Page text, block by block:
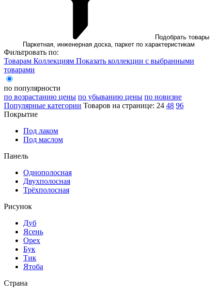
Паркетная, инженерная доска, паркет по характеристикам
Фильтровать по:
Товарам Коллекциям Показать коллекции с выбранными
товарами
по популярности
по возрастанию цены по убыванию цены по новизне
Популярные категории Товаров на странице: 24 48 96
Покрытие
Под лаком
Под маслом
Панель
Однополосная
Двухполосная
Трёхполосная
Рисунок
Дуб
Ясень
Орех
Бук
Тик
Ятоба
Страна